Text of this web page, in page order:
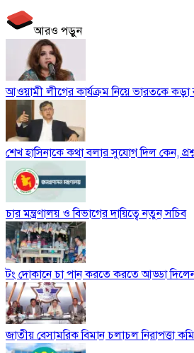
আরও পড়ুন
আওয়ামী লীগের কার্যক্রম নিয়ে ভারতকে কড়া
শেখ হাসিনাকে কথা বলার সুযোগ দিল কেন, প্রশ্ন
চার মন্ত্রণালয় ও বিভাগের দায়িত্বে নতুন সচিব
টং দোকানে চা পান করতে করতে আড্ডা দিলেন
জাতীয় বেসামরিক বিমান চলাচল নিরাপত্তা